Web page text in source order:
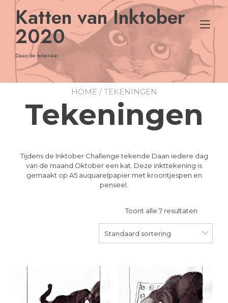
Doorgaan
inhoudKatten van Inktober
2020
Daan de tekenaar
HOME/ TEKENINGEN
Tekeningen
Tijdens de Inktober Challenge tekende Daan iedere dag
van de maand Oktober een kat. Deze inkttekening is
gemaakt op A5 auquarelpapier met kroontjespen en
penseel.
Toont alle 7 resultaten
Standaard sortering